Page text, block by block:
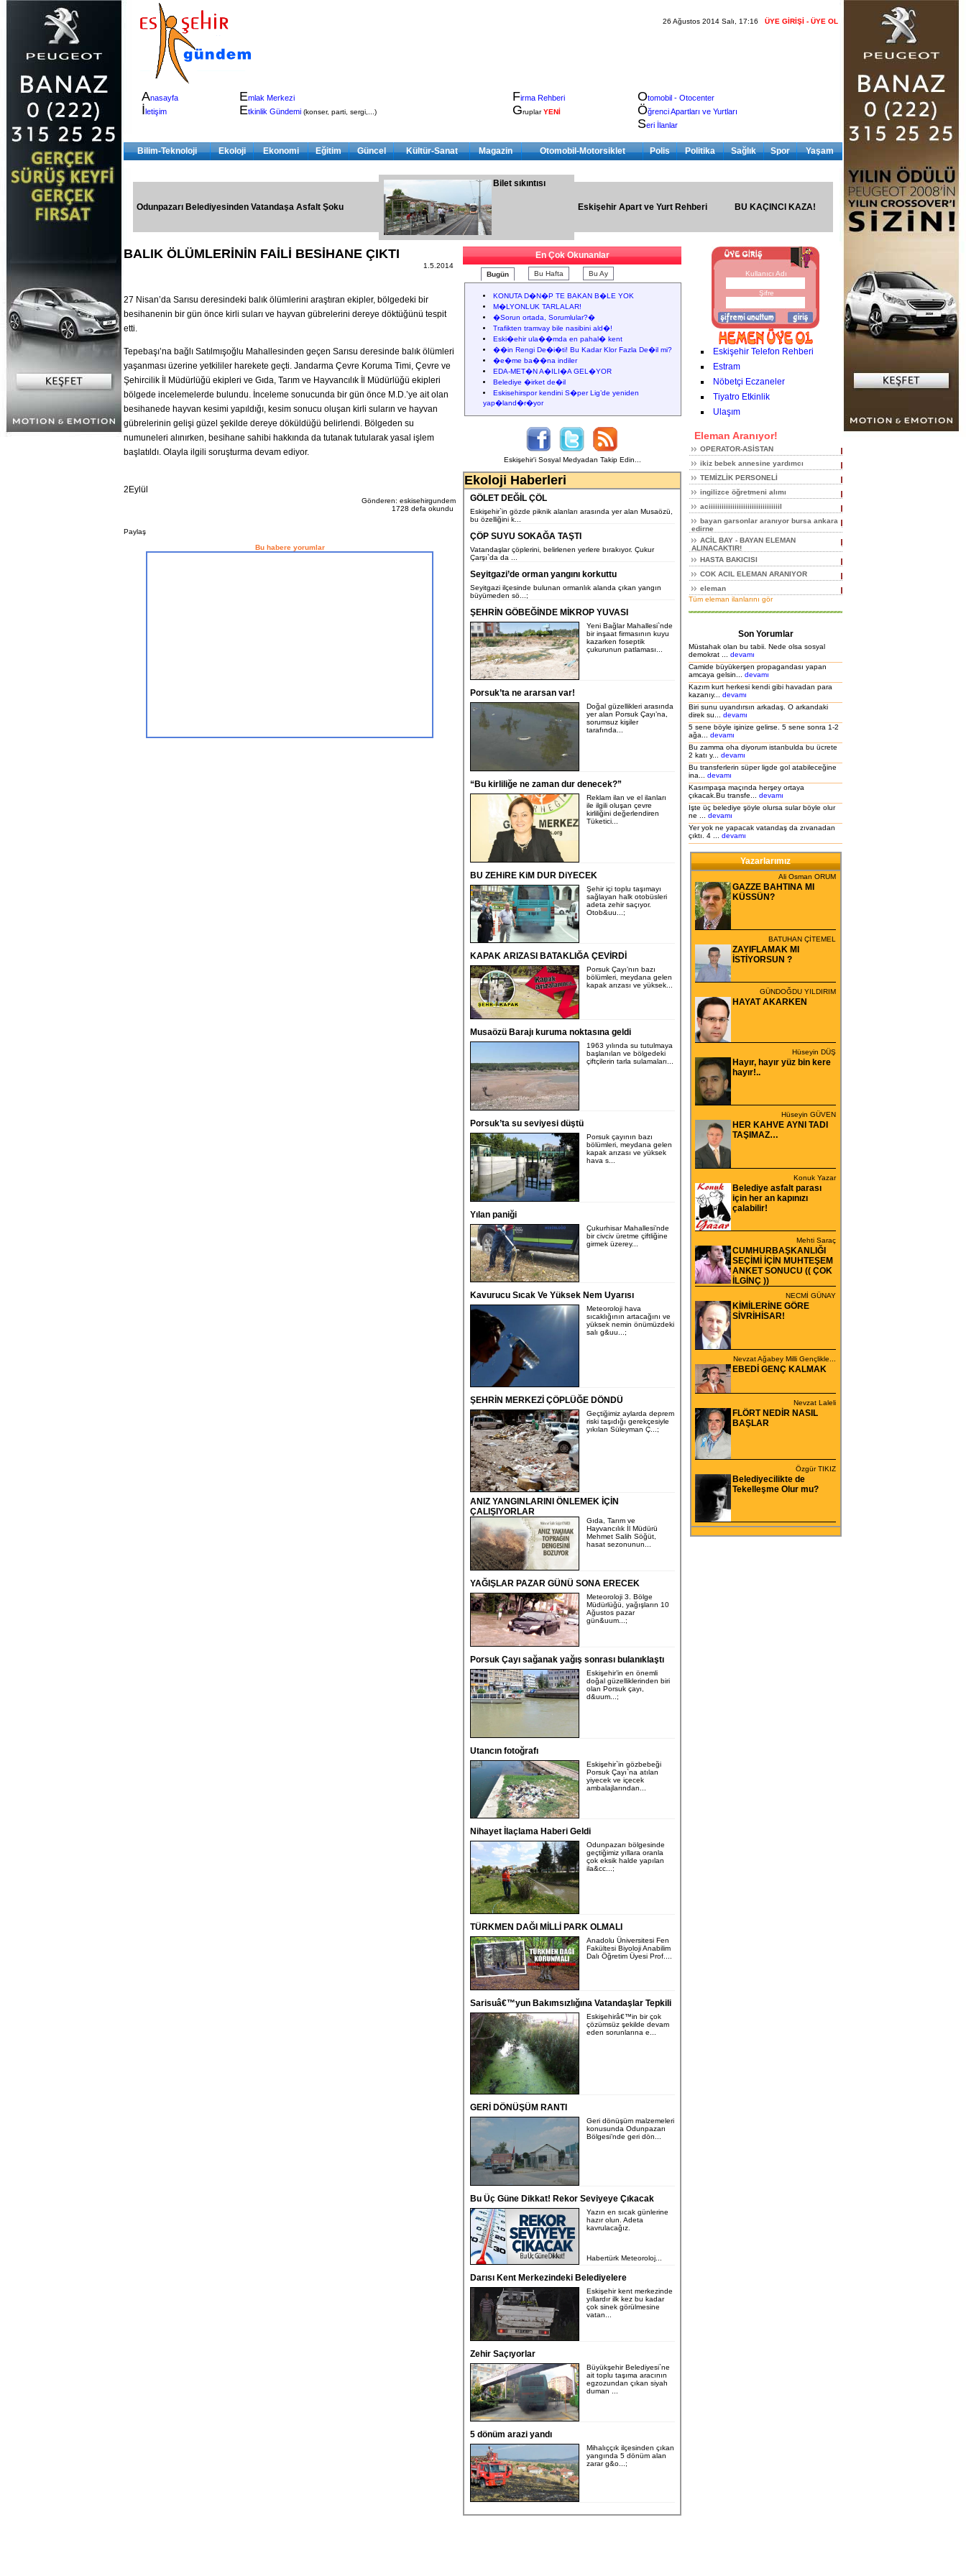
26 Ağustos 2014 Salı, 17:16 ÜYE GİRİŞİ - ÜYE OL
Anasayfa
İletişim
Emlak Merkezi
Etkinlik Gündemi (konser, parti, sergi,...)
Firma Rehberi
GruplarYENİ
Otomobil - Otocenter
Öğrenci Apartları ve Yurtları
Seri İlanlar
Bilim-Teknoloji Ekoloji Ekonomi Eğitim Güncel Kültür-Sanat Magazin Otomobil-Motorsiklet Polis Politika Sağlık Spor Yaşam
Odunpazarı Belediyesinden Vatandaşa Asfalt Şoku
Bilet sıkıntısı
Eskişehir Apart ve Yurt Rehberi BU KAÇINCI KAZA!
BALIK ÖLÜMLERİNİN FAİLİ BESİHANE ÇIKTI
1.5.2014
27 Nisan’da Sarısu deresindeki balık ölümlerini araştıran ekipler, bölgedeki bir
besihanenin bir gün önce kirli suları ve hayvan gübrelerini dereye döktüğünü tespit
etti.
Tepebaşı’na bağlı Satılmışoğlu Mahallesinden geçen Sarısu deresinde balık ölümleri
yaşanması üzerine yetkililer harekete geçti. Jandarma Çevre Koruma Timi, Çevre ve
Şehircilik İl Müdürlüğü ekipleri ve Gıda, Tarım ve Hayvancılık İl Müdürlüğü ekipleri
bölgede incelemelerde bulundu. İnceleme sonucunda bir gün önce M.D.’ye ait olan
besihanede hayvan kesimi yapıldığı, kesim sonucu oluşan kirli suların ve hayvan
gübrelerinin gelişi güzel şekilde dereye döküldüğü belirlendi. Bölgeden su
numuneleri alınırken, besihane sahibi hakkında da tutanak tutularak yasal işlem
başlatıldı. Olayla ilgili soruşturma devam ediyor.
2Eylül
Gönderen: eskisehirgundem
1728 defa okundu
Paylaş
Bu habere yorumlar
En Çok Okunanlar
Bugün Bu Hafta Bu Ay
KONUTA D�N�P TE BAKAN B�LE YOK
M�LYONLUK TARLALAR!
�Sorun ortada, Sorumlular?�
Trafikten tramvay bile nasibini ald�!
Eski�ehir ula��mda en pahal� kent
��in Rengi De�i�ti! Bu Kadar Klor Fazla De�il mi?
�e�me ba��na indiler
EDA-MET�N A�ILI�A GEL�YOR
Belediye �irket de�il
Eskisehirspor kendini S�per Lig’de yeniden
yap�land�r�yor
Eskişehir'i Sosyal Medyadan Takip Edin...
Ekoloji Haberleri
GÖLET DEĞİL ÇÖL
Eskişehir`in gözde piknik alanları arasında yer alan Musaözü,
bu özelliğini k...
ÇÖP SUYU SOKAĞA TAŞTI
Vatandaşlar çöplerini, belirlenen yerlere bırakıyor. Çukur
Çarşı`da da ...
Seyitgazi’de orman yangını korkuttu
Seyitgazi ilçesinde bulunan ormanlık alanda çıkan yangın
büyümeden sö...;
ŞEHRİN GÖBEĞİNDE MİKROP YUVASI
Yeni Bağlar Mahallesi`nde
bir inşaat firmasının kuyu
kazarken foseptik
çukurunun patlaması...
Porsuk’ta ne ararsan var!
Doğal güzellikleri arasında
yer alan Porsuk Çayı’na,
sorumsuz kişiler
tarafında...
“Bu kirliliğe ne zaman dur denecek?”
Reklam ilan ve el ilanları
ile ilgili oluşan çevre
kirliliğini değerlendiren
Tüketici...
BU ZEHiRE KiM DUR DiYECEK
Şehir içi toplu taşımayı
sağlayan halk otobüsleri
adeta zehir saçıyor.
Otob&uu...;
KAPAK ARIZASI BATAKLIĞA ÇEVİRDİ
Porsuk Çayı’nın bazı
bölümleri, meydana gelen
kapak arızası ve yüksek...
Musaözü Barajı kuruma noktasına geldi
1963 yılında su tutulmaya
başlanılan ve bölgedeki
çiftçilerin tarla sulamaları...
Porsuk’ta su seviyesi düştü
Porsuk çayının bazı
bölümleri, meydana gelen
kapak arızası ve yüksek
hava s...
Yılan paniği
Çukurhisar Mahallesi’nde
bir civciv üretme çiftliğine
girmek üzerey...
Kavurucu Sıcak Ve Yüksek Nem Uyarısı
Meteoroloji hava
sıcaklığının artacağını ve
yüksek nemin önümüzdeki
salı g&uu...;
ŞEHRİN MERKEZİ ÇÖPLÜĞE DÖNDÜ
Geçtiğimiz aylarda deprem
riski taşıdığı gerekçesiyle
yıkılan Süleyman Ç...;
ANIZ YANGINLARINI ÖNLEMEK İÇİN
ÇALIŞIYORLAR
Gıda, Tarım ve
Hayvancılık İl Müdürü
Mehmet Salih Söğüt,
hasat sezonunun...
YAĞIŞLAR PAZAR GÜNÜ SONA ERECEK
Meteoroloji 3. Bölge
Müdürlüğü, yağışların 10
Ağustos pazar
gün&uum...;
Porsuk Çayı sağanak yağış sonrası bulanıklaştı
Eskişehir’in en önemli
doğal güzelliklerinden biri
olan Porsuk çayı,
d&uum...;
Utancın fotoğrafı
Eskişehir`in gözbebeği
Porsuk Çayı`na atılan
yiyecek ve içecek
ambalajlarından...
Nihayet İlaçlama Haberi Geldi
Odunpazarı bölgesinde
geçtiğimiz yıllara oranla
çok eksik halde yapılan
ila&cc...;
TÜRKMEN DAĞI MİLLİ PARK OLMALI
Anadolu Üniversitesi Fen
Fakültesi Biyoloji Anabilim
Dalı Öğretim Üyesi Prof....
Sarisuâ€™yun Bakımsızlığına Vatandaşlar Tepkili
Eskişehirâ€™in bir çok
çözümsüz şekilde devam
eden sorunlarına e...
GERİ DÖNÜŞÜM RANTI
Geri dönüşüm malzemeleri
konusunda Odunpazarı
Bölgesi’nde geri dön...
Bu Üç Güne Dikkat! Rekor Seviyeye Çıkacak
Yazın en sıcak günlerine
hazır olun. Adeta
kavrulacağız.
Habertürk Meteoroloj...
Darısı Kent Merkezindeki Belediyelere
Eskişehir kent merkezinde
yıllardır ilk kez bu kadar
çok sinek görülmesine
vatan...
Zehir Saçıyorlar
Büyükşehir Belediyesi`ne
ait toplu taşıma aracının
egzozundan çıkan siyah
duman ...
5 dönüm arazi yandı
Mihalıççık ilçesinden çıkan
yangında 5 dönüm alan
zarar g&o...;
Kullanıcı Adı
Şifre
Eskişehir Telefon Rehberi
Estram
Nöbetçi Eczaneler
Tiyatro Etkinlik
Ulaşım
Eleman Aranıyor!
OPERATOR-ASİSTAN
ikiz bebek annesine yardımcı
TEMİZLİK PERSONELİ
ingilizce öğretmeni alımı
aciiiiiiiiiiiiiiiiiiiiiiiiiiiiiiiiil
bayan garsonlar aranıyor bursa ankara
edirne
ACİL BAY - BAYAN ELEMAN
ALINACAKTIR!
HASTA BAKICISI
COK ACIL ELEMAN ARANIYOR
eleman
Tüm eleman ilanlarını gör
Son Yorumlar
Müstahak olan bu tabii. Nede olsa sosyal
demokrat ... devamı
Camide büyükerşen propagandası yapan
amcaya gelsin... devamı
Kazım kurt herkesi kendi gibi havadan para
kazanıy... devamı
Biri sunu uyandırsın arkadaş. O arkandaki
direk su... devamı
5 sene böyle işinize gelirse. 5 sene sonra 1-2
ağa... devamı
Bu zamma oha diyorum istanbulda bu ücrete
2 katı y... devamı
Bu transferlerin süper ligde gol atabileceğine
ina... devamı
Kasımpaşa maçında herşey ortaya
çıkacak.Bu transfe... devamı
Işte üç belediye şöyle olursa sular böyle olur
ne ... devamı
Yer yok ne yapacak vatandaş da zıvanadan
çıktı. 4 ... devamı
Yazarlarımız
Ali Osman ORUM
GAZZE BAHTINA MI
KÜSSÜN?
BATUHAN ÇİTEMEL
ZAYIFLAMAK MI
İSTİYORSUN ?
GÜNDOĞDU YILDIRIM
HAYAT AKARKEN
Hüseyin DÜŞ
Hayır, hayır yüz bin kere
hayır!..
Hüseyin GÜVEN
HER KAHVE AYNI TADI
TAŞIMAZ…
Konuk Yazar
Belediye asfalt parası
için her an kapınızı
çalabilir!
Mehti Saraç
CUMHURBAŞKANLIĞI
SEÇİMİ İÇİN MUHTEŞEM
ANKET SONUCU (( ÇOK
İLGİNÇ ))
NECMİ GÜNAY
KİMİLERİNE GÖRE
SİVRİHİSAR!
Nevzat Ağabey Milli Gençlikle...
EBEDİ GENÇ KALMAK
Nevzat Laleli
FLÖRT NEDİR NASIL
BAŞLAR
Özgür TIKIZ
Belediyecilikte de
Tekelleşme Olur mu?